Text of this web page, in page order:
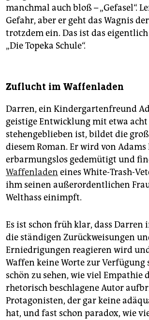
manchmal auch bloß – „Gefasel“.
Gefahr, aber er geht das Wagnis
trotzdem ein. Das ist das
„Die Topeka Schule“.
Zuflucht im Waffenladen
Darren, ein Kindergartenfreund
geistige Entwicklung mit etwa acht
stehengeblieben ist, bildet die
diesem Roman. Er wird von Adams
erbarmungslos gedemütigt und
Waffenladen eines White-Trash-
ihm seinen außerordentlichen
Welthass einimpft.
Es ist schon früh klar, dass Darren
die ständigen Zurückweisungen
Erniedrigungen reagieren wird
Waffen keine Worte zur Verfügung
schön zu sehen, wie viel Empathie
rhetorisch beschlagene Autor
Protagonisten, der gar keine
hat, und fast schon paradox, wie